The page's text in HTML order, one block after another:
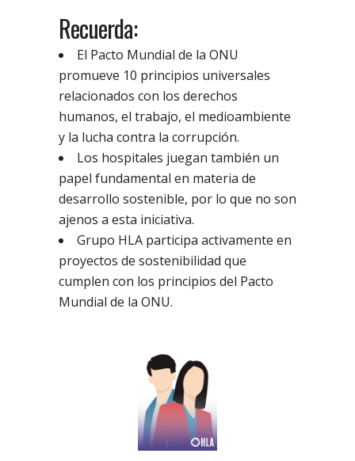
Recuerda:
El Pacto Mundial de la ONU
promueve 10 principios universales
relacionados con los derechos
humanos, el trabajo, el medioambiente
y la lucha contra la corrupción.
Los hospitales juegan también un
papel fundamental en materia de
desarrollo sostenible, por lo que no son
ajenos a esta iniciativa.
Grupo HLA participa activamente en
proyectos de sostenibilidad que
cumplen con los principios del Pacto
Mundial de la ONU.